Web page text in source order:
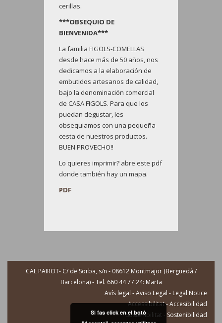
cerillas.
***OBSEQUIO DE
BIENVENIDA***
La familia FIGOLS-COMELLAS
desde hace más de 50 años, nos
dedicamos a la elaboración de
embutidos artesanos de calidad,
bajo la denominación comercial
de CASA FIGOLS. Para que los
puedan degustar, les
obsequiamos con una pequeña
cesta de nuestros productos.
BUEN PROVECHO!!
Lo quieres imprimir? abre este pdf
donde también hay un mapa.
PDF
CAL PAIROT- C/ de Sorba, s/n - 08612 Montmajor (Berguedà /
Barcelona) - Tel. 660 44 77 24: Marta
Avís legal - Aviso Legal - Legal Notice
Accessibilitat - Accesibilidad
Sostenibilitat - Sostenibilidad
Si fas click en el botó